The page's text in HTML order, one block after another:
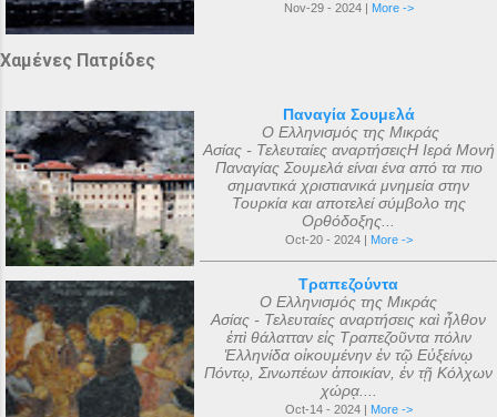
Nov-29 - 2024 | More ->
Χαμένες Πατρίδες
Παναγία Σουμελά
Ο Ελληνισμός της Μικράς
Ασίας - Τελευταίες αναρτήσειςΗ Ιερά Μονή
Παναγίας Σουμελά είναι ένα από τα πιο
σημαντικά χριστιανικά μνημεία στην
Τουρκία και αποτελεί σύμβολο της
Ορθόδοξης...
Oct-20 - 2024 | More ->
Τραπεζούντα
Ο Ελληνισμός της Μικράς
Ασίας - Τελευταίες αναρτήσεις καὶ ἦλθον
ἐπὶ θάλατταν εἰς Τραπεζοῦντα πόλιν
Ἑλληνίδα οἰκουμένην ἐν τῷ Εὐξείνῳ
Πόντῳ, Σινωπέων ἀποικίαν, ἐν τῇ Κόλχων
χώρᾳ....
Oct-14 - 2024 | More ->